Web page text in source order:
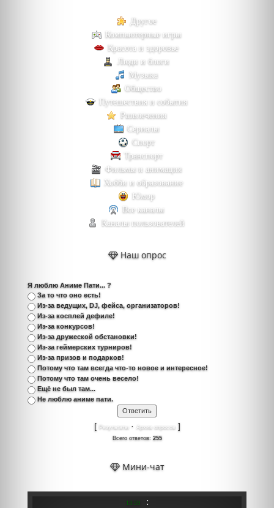
Другое
Компьютерные игры
Красота и здоровье
Люди и блоги
Музыка
Общество
Путешествия и события
Развлечения
Сериалы
Спорт
Транспорт
Фильмы и анимация
Хобби и образование
Юмор
Все каналы
Каналы пользователей
Наш опрос
Я люблю Аниме Пати... ?
За то что оно есть!
Из-за ведущих, DJ, фейса, организаторов!
Из-за косплей дефиле!
Из-за конкурсов!
Из-за дружеской обстановки!
Из-за геймерских турниров!
Из-за призов и подарков!
Потому что там всегда что-то новое и интересное!
Потому что там очень весело!
Ещё не был там...
Не люблю аниме пати.
[ Результаты · Архив опросов]
Всего ответов: 255
Мини-чат